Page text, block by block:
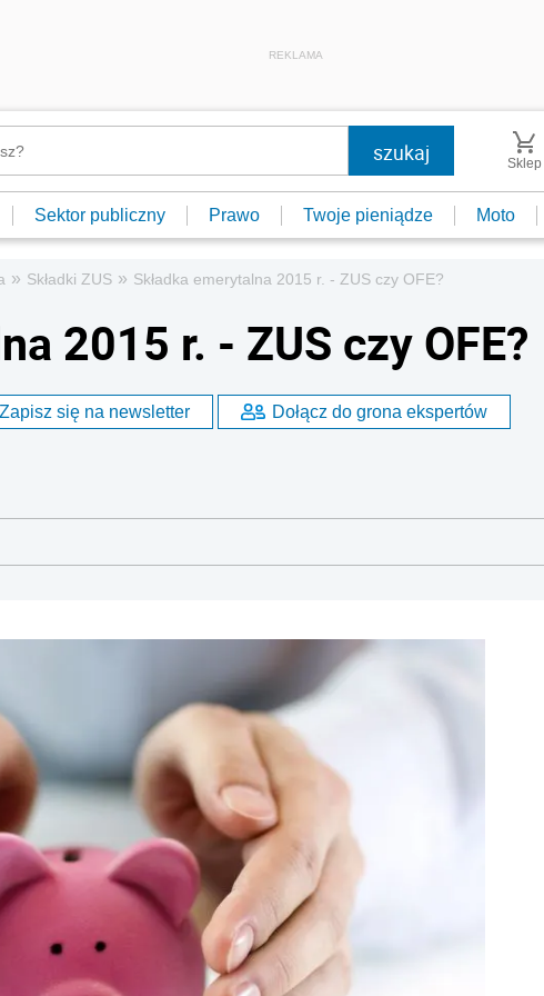
REKLAMA
Sklep
Sektor publiczny Prawo Twoje pieniądze Moto
» Składki ZUS » Składka emerytalna 2015 r. - ZUS czy OFE?
2015 r. - ZUS czy OFE?
Zapisz się na newsletter Dołącz do grona ekspertów